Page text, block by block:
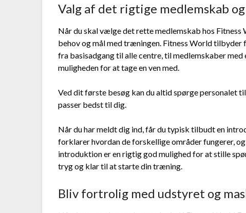
Valg af det rigtige medlemskab
Når du skal vælge det rette medlemskab hos Fitness
behov og mål med træningen. Fitness World
fra basisadgang til alle centre, til medlemskaber
muligheden for at tage en ven med.
Ved dit første besøg kan du altid spørge personalet
passer bedst til dig.
Når du har meldt dig ind, får du typisk tilbudt en
forklarer hvordan de forskellige områder fungerer,
introduktion er en rigtig god mulighed for at stille
tryg og klar til at starte din træning.
Bliv fortrolig med udstyret og